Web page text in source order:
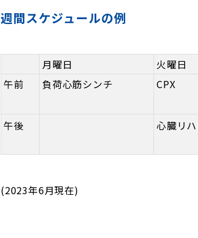
週間スケジュールの例
月曜日 火曜日
午前
負荷心筋シンチ CPX
午後 心臓リ
(2023年6月現在)